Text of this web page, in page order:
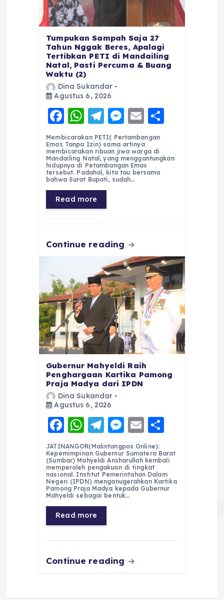
Tumpukan Sampah Saja 27
Tahun Nggak Beres, Apalagi
Tertibkan PETI di Mandailing
Natal, Pasti Percuma & Buang
Waktu (2)
Dina Sukandar
Agustus 6, 2026
F
a
c
e
b
o
o
k
W
h
a
ts
A
p
p
T
el
e
g
r
a
m
M
e
ss
e
n
E
m
ai
l
re
Membicarakan PETI( Pertambangan
Emas Tanpa Izin) sama artinya
membicarakan ribuan jiwa warga di
Mandailing Natal, yang menggantungkan
hidupnya di Petambangan Emas
tersebut. Padahal, kita tau bersama
bahwa Surat Bupati, sudah…
Read more
Continue reading
Gubernur Mahyeldi Raih
Penghargaan Kartika Pamong
Praja Madya dari IPDN
Dina Sukandar
Agustus 6, 2026
F
a
c
e
b
o
o
k
W
h
a
ts
A
p
p
T
el
e
g
r
a
m
M
e
ss
e
n
E
m
ai
l
a
re
JATINANGOR(Malintangpos Online):
Kepemimpinan Gubernur Sumatera Barat
(Sumbar) Mahyeldi Ansharullah kembali
memperoleh pengakuan di tingkat
nasional. Institut Pemerintahan Dalam
Negeri (IPDN) menganugerahkan Kartika
Pamong Praja Madya kepada Gubernur
Mahyeldi sebagai bentuk…
Read more
Continue reading